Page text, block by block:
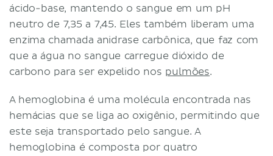
ácido-base, mantendo o sangue em um pH
neutro de 7,35 a 7,45. Eles também liberam uma
enzima chamada anidrase carbônica, que faz com
que a água no sangue carregue dióxido de
carbono para ser expelido nos pulmões.
A hemoglobina é uma molécula encontrada nas
hemácias que se liga ao oxigênio, permitindo que
este seja transportado pelo sangue. A
hemoglobina é composta por quatro